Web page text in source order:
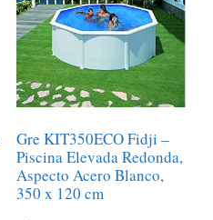
Gre KIT350ECO Fidji –
Piscina Elevada Redonda,
Aspecto Acero Blanco,
350 x 120 cm